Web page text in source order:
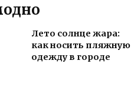
Лето солнце жара:
как носить пляжную
одежду в городе